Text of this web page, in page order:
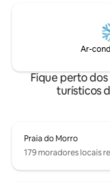
Ar-
Fique perto
turísticos
Praia do Morro
179 moradores locais